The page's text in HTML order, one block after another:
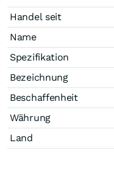
Handel seit
Name
Spezifikation
Bezeichnung
Beschaffenheit
Währung
Land